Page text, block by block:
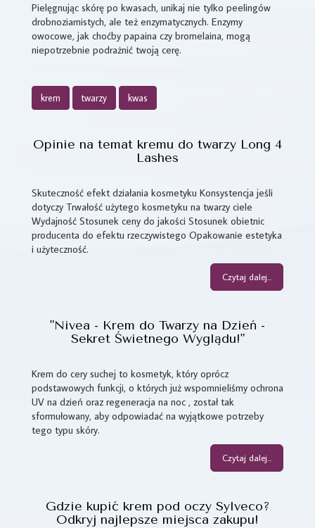
Pielęgnując skórę po kwasach, unikaj nie tylko peelingów
drobnoziarnistych, ale też enzymatycznych. Enzymy
owocowe, jak choćby papaina czy bromelaina, mogą
niepotrzebnie podrażnić twoją cerę.
krem twarzy kwas
Opinie na temat kremu do twarzy Long 4
Lashes
Skuteczność efekt działania kosmetyku Konsystencja jeśli
dotyczy Trwałość użytego kosmetyku na twarzy ciele
Wydajność Stosunek ceny do jakości Stosunek obietnic
producenta do efektu rzeczywistego Opakowanie estetyka
i użyteczność.
Czytaj dalej...
"Nivea - Krem do Twarzy na Dzień -
Sekret Świetnego Wyglądu!"
Krem do cery suchej to kosmetyk, który oprócz
podstawowych funkcji, o których już wspomnieliśmy ochrona
UV na dzień oraz regeneracja na noc , został tak
sformułowany, aby odpowiadać na wyjątkowe potrzeby
tego typu skóry.
Czytaj dalej...
Gdzie kupić krem pod oczy Sylveco?
Odkryj najlepsze miejsca zakupu!